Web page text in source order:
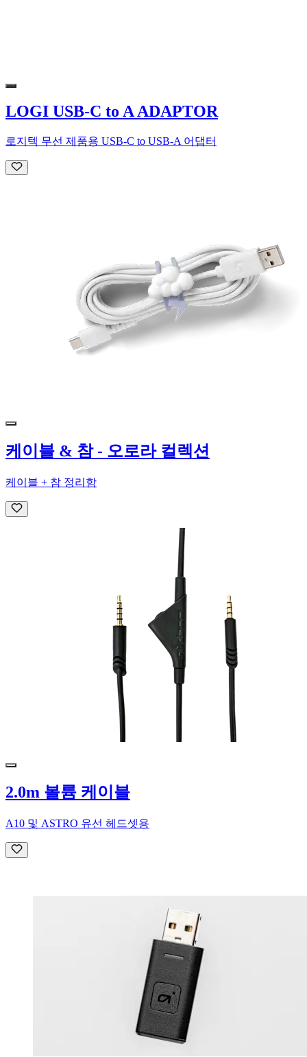
LOGI USB-C to A ADAPTOR
로지텍 무선 제품용 USB-C to USB-A 어댑터
케이블 & 참 - 오로라 컬렉션
케이블 + 참 정리함
2.0m 볼륨 케이블
A10 및 ASTRO 유선 헤드셋용